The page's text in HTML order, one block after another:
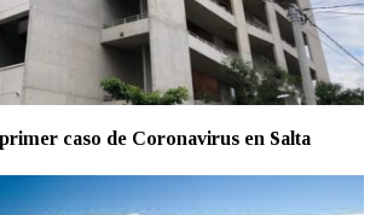
caso de Coronavirus en Salta